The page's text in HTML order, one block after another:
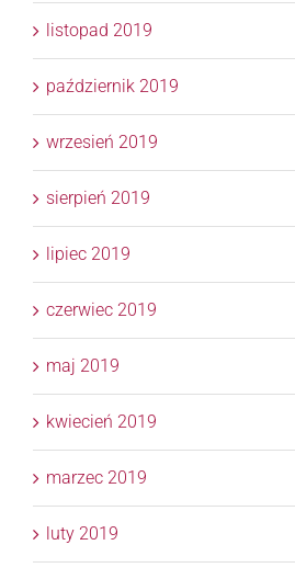
listopad 2019
październik 2019
wrzesień 2019
sierpień 2019
lipiec 2019
czerwiec 2019
maj 2019
kwiecień 2019
marzec 2019
luty 2019